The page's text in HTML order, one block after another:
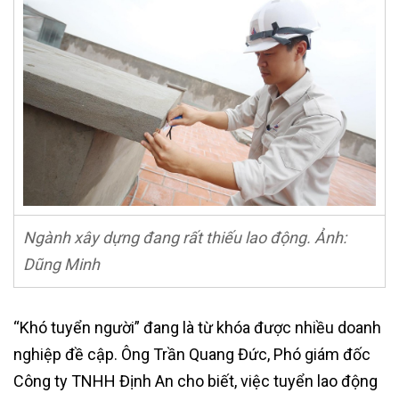
Ngành xây dựng đang rất thiếu lao động. Ảnh:
Dũng Minh
“Khó tuyển người” đang là từ khóa được nhiều doanh
nghiệp đề cập. Ông Trần Quang Đức, Phó giám đốc
Công ty TNHH Định An cho biết, việc tuyển lao động